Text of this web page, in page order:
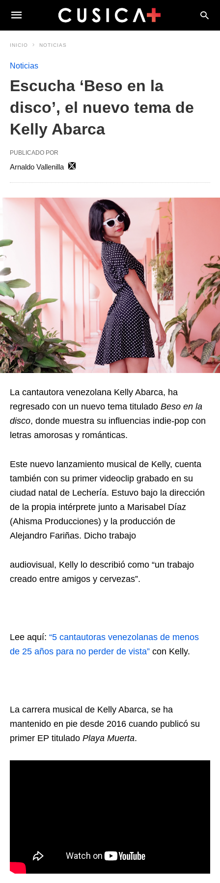
INICIO NOTICIAS
Noticias
Escucha ‘Beso en la
disco’, el nuevo tema de
Kelly Abarca
PUBLICADO POR
Arnaldo Vallenilla
La cantautora venezolana Kelly Abarca, ha
regresado con un nuevo tema titulado Beso en la
disco, donde muestra su influencias indie-pop con
letras amorosas y románticas.
Este nuevo lanzamiento musical de Kelly, cuenta
también con su primer videoclip grabado en su
ciudad natal de Lechería. Estuvo bajo la dirección
de la propia intérprete junto a Marisabel Díaz
(Ahisma Producciones) y la producción de
Alejandro Fariñas. Dicho trabajo
audiovisual, Kelly lo describió como “un trabajo
creado entre amigos y cervezas”.
Lee aquí: “5 cantautoras venezolanas de menos
de 25 años para no perder de vista” con Kelly.
La carrera musical de Kelly Abarca, se ha
mantenido en pie desde 2016 cuando publicó su
primer EP titulado Playa Muerta.